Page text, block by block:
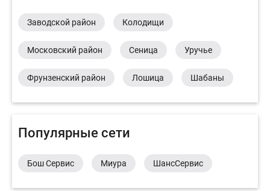
Заводской район Колодищи
Московский район Сеница Уручье
Фрунзенский район Лошица Шабаны
Популярные сети
Бош Сервис Миура ШансСервис